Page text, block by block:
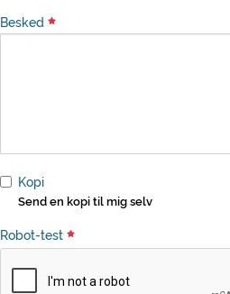
Besked
Kopi
Send en kopi til mig selv
Robot-test